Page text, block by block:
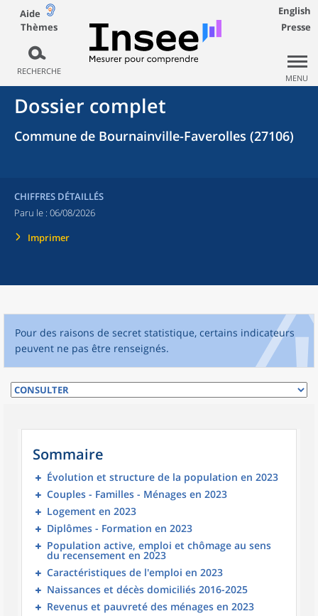
Aide
Thèmes
RECHERCHE
English
Presse
MENU
Dossier complet
Commune de Bournainville-Faverolles (27106)
CHIFFRES DÉTAILLÉS
Paru le : 06/08/2026
Imprimer
Pour des raisons de secret statistique, certains indicateurs
peuvent ne pas être renseignés.
Sommaire
Évolution et structure de la population en 2023
Couples - Familles - Ménages en 2023
Logement en 2023
Diplômes - Formation en 2023
Population active, emploi et chômage au sens
du recensement en 2023
Caractéristiques de l'emploi en 2023
Naissances et décès domiciliés 2016-2025
Revenus et pauvreté des ménages en 2023